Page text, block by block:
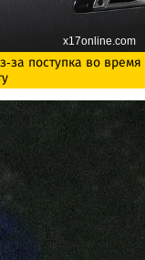
x17online.com
за поступка во время